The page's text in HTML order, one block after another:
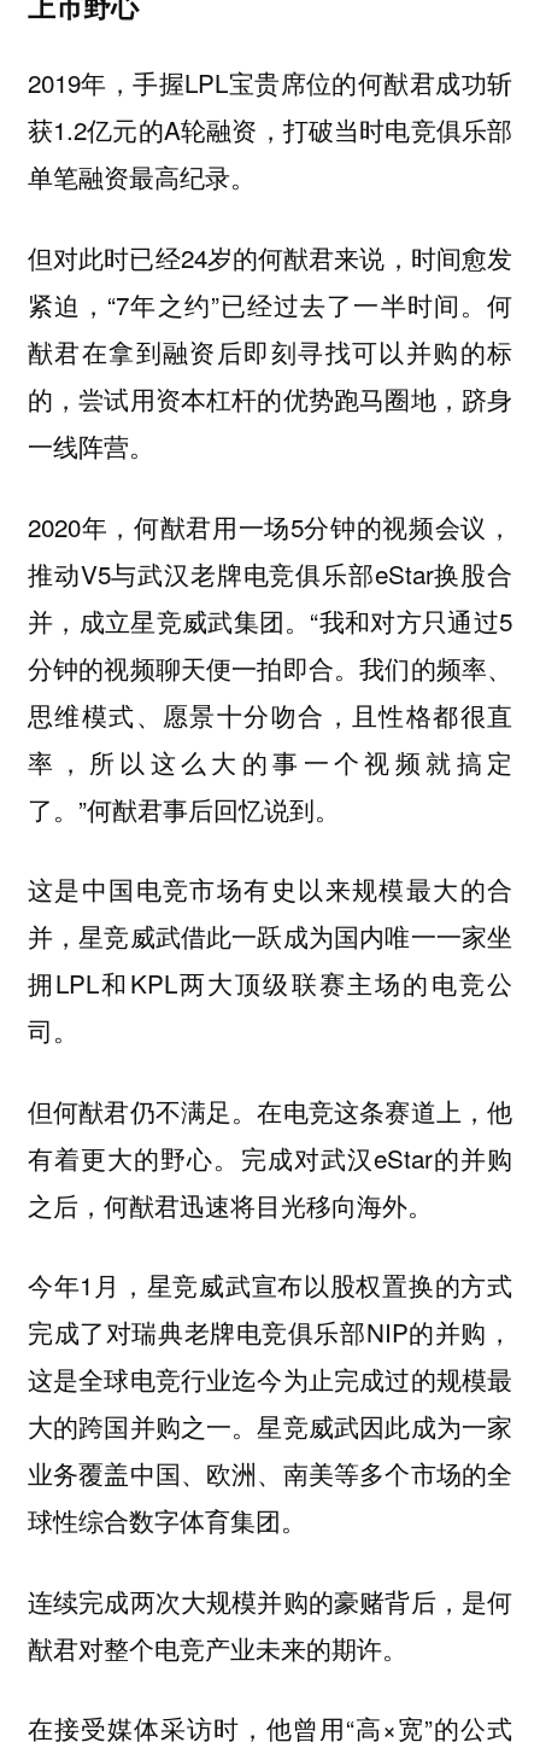
2019年，手握LPL宝贵席位的何猷君成功斩
获1.2亿元的A轮融资，打破当时电竞俱乐部
单笔融资最高纪录。
但对此时已经24岁的何猷君来说，时间愈发
紧迫，“7年之约”已经过去了一半时间。何
猷君在拿到融资后即刻寻找可以并购的标
的，尝试用资本杠杆的优势跑马圈地，跻身
一线阵营。
2020年，何猷君用一场5分钟的视频会议，
推动V5与武汉老牌电竞俱乐部eStar换股合
并，成立星竞威武集团。“我和对方只通过5
分钟的视频聊天便一拍即合。我们的频率、
思维模式、愿景十分吻合，且性格都很直
率，所以这么大的事一个视频就搞定
了。”何猷君事后回忆说到。
这是中国电竞市场有史以来规模最大的合
并，星竞威武借此一跃成为国内唯一一家坐
拥LPL和KPL两大顶级联赛主场的电竞公
司。
但何猷君仍不满足。在电竞这条赛道上，他
有着更大的野心。完成对武汉eStar的并购
之后，何猷君迅速将目光移向海外。
今年1月，星竞威武宣布以股权置换的方式
完成了对瑞典老牌电竞俱乐部NIP的并购，
这是全球电竞行业迄今为止完成过的规模最
大的跨国并购之一。星竞威武因此成为一家
业务覆盖中国、欧洲、南美等多个市场的全
球性综合数字体育集团。
连续完成两次大规模并购的豪赌背后，是何
猷君对整个电竞产业未来的期许。
在接受媒体采访时，他曾用“高×宽”的公式